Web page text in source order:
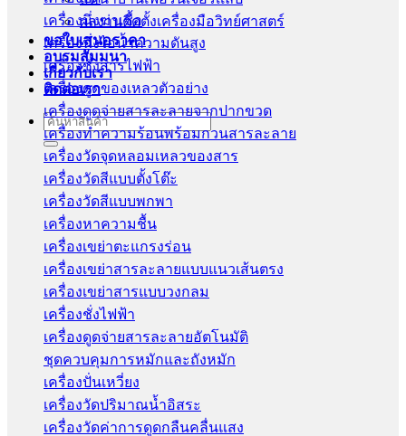
ผลงานติดตั้งเครื่องมือวิทย์ศาสตร์
ขอใบเสนอราคา
อบรมสัมมนา
เกี่ยวกับเรา
ติดต่อเรา
Search
for:
เครื่องนึ่งฆ่าเชื้อ
เครื่องนึ่งไอน้ำความดันสูง
เครื่องชั่งสารไฟฟ้า
เครื่องดูดของเหลวตัวอย่าง
เครื่องดูดจ่ายสารละลายจากปากขวด
เครื่องทำความร้อนพร้อมกวนสารละลาย
เครื่องวัดจุดหลอมเหลวของสาร
เครื่องวัดสีแบบตั้งโต๊ะ
เครื่องวัดสีแบบพกพา
เครื่องหาความชื้น
เครื่องเขย่าตะแกรงร่อน
เครื่องเขย่าสารละลายแบบแนวเส้นตรง
เครื่องเขย่าสารแบบวงกลม
เครื่องชั่งไฟฟ้า
เครื่องดูดจ่ายสารละลายอัตโนมัติ
ชุดควบคุมการหมักและถังหมัก
เครื่องปั่นเหวี่ยง
เครื่องวัดปริมาณน้ำอิสระ
เครื่องวัดค่าการดูดกลืนคลื่นแสง